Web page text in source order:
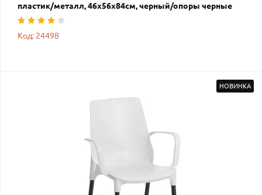
пластик/металл, 46x56x84cм, черный/опоры черные
Код: 24498
НОВИНКА